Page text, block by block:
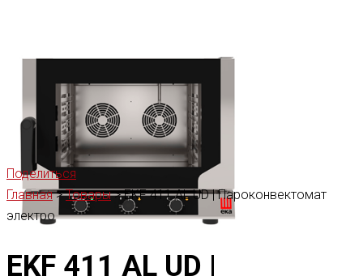
Поделиться
Главная>Товары>EKF 411 AL UD | Пароконвектомат
электро
EKF 411 AL UD |